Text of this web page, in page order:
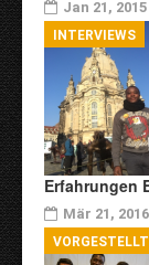
Jan 21, 2015
Erfahrungen
Mär 21, 2016
INTERVIEWS
VORGESTELLT